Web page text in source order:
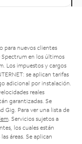
para nuevos clientes
Spectrum en los últimos
Los impuestos y cargos
se aplican tarifas
adicional por instalación.
reales
garantizadas. Se
Gig. Para ver una lista de
. Servicios sujetos a
los cuales están
áreas. Se aplican